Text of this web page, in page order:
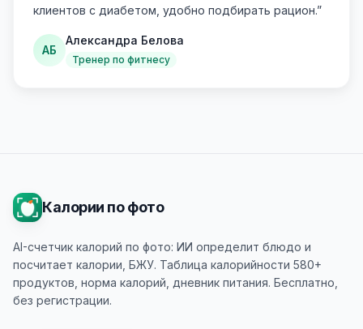
клиентов с диабетом, удобно подбирать рацион.”
АБ
Александра Белова
Тренер по фитнесу
Калории по фото
AI-счетчик калорий по фото: ИИ определит блюдо и
посчитает калории, БЖУ. Таблица калорийности 580+
продуктов, норма калорий, дневник питания. Бесплатно,
без регистрации.